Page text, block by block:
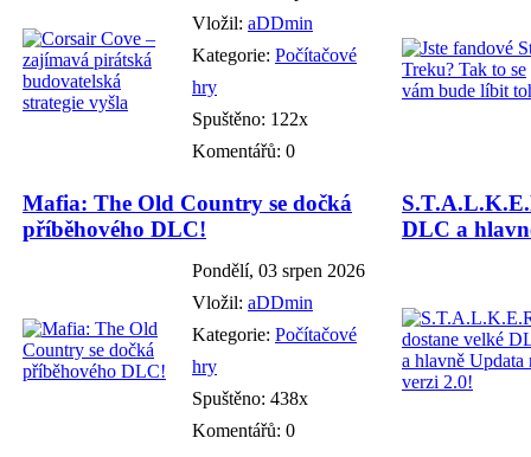
Vložil: aDDmin
Kategorie: Počítačové
hry
Spuštěno: 122x
Komentářů: 0
Mafia: The Old Country se dočká
příběhového DLC!
Pondělí, 03 srpen 2026
Vložil: aDDmin
Kategorie: Počítačové
hry
Spuštěno: 438x
Komentářů: 0
DLC a